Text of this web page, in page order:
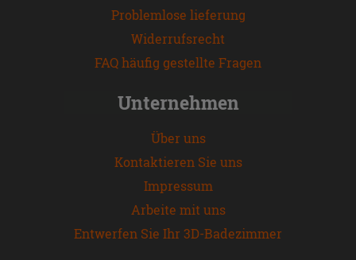
Problemlose lieferung
Widerrufsrecht
FAQ häufig gestellte Fragen
Unternehmen
Über uns
Kontaktieren Sie uns
Impressum
Arbeite mit uns
Entwerfen Sie Ihr 3D-Badezimmer